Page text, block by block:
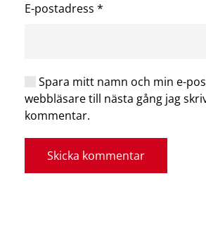
E-postadress *
Spara mitt namn och min e-
webbläsare till nästa gång jag
kommentar.
Skicka kommentar